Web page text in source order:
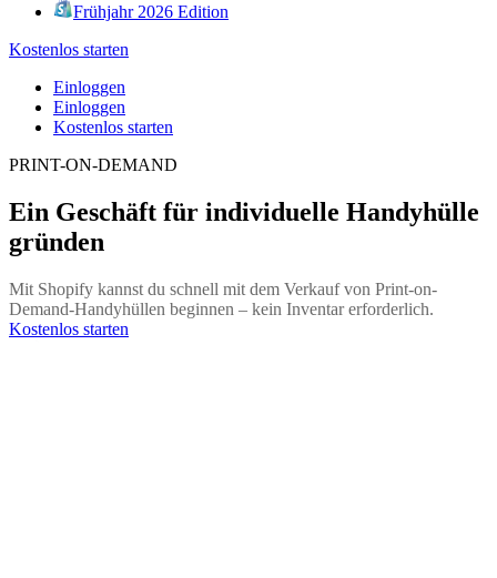
Frühjahr 2026 Edition
Kostenlos starten
Einloggen
Einloggen
Kostenlos starten
PRINT-ON-DEMAND
Ein Geschäft für individuelle Handyhülle
gründen
Mit Shopify kannst du schnell mit dem Verkauf von Print-on-
Demand-Handyhüllen beginnen – kein Inventar erforderlich.
Kostenlos starten